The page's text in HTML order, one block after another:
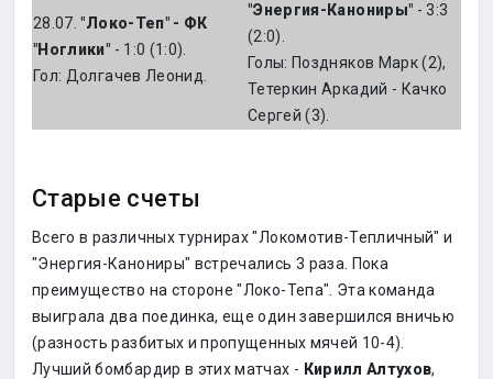
28.07."Локо-Теп" - ФК
"Ноглики" - 1:0 (1:0).
Гол: Долгачев Леонид.
"Энергия-Канониры" - 3:3
(2:0).
Голы: Поздняков Марк (2),
Тетеркин Аркадий - Качко
Сергей (3).
Старые счеты
Всего в различных турнирах "Локомотив-Тепличный" и
"Энергия-Канониры" встречались 3 раза. Пока
преимущество на стороне "Локо-Тепа". Эта команда
выиграла два поединка, еще один завершился вничью
(разность разбитых и пропущенных мячей 10-4).
Лучший бомбардир в этих матчах - Кирилл Алтухов,